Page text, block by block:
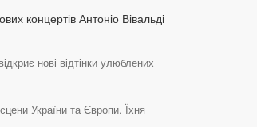
концертів Антоніо Вівальді
нові відтінки улюблених
України та Європи. Їхня